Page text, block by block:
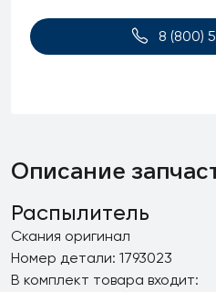
8 (800)
Описание
Распылитель
Скания оригинал
Номер детали: 1793023
В комплект товара входит: